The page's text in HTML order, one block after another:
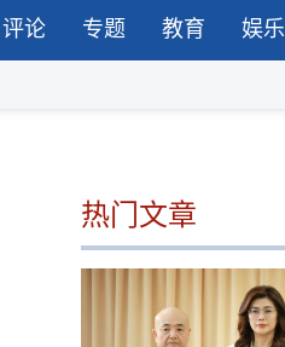
评论 专题 教育 娱乐
热门文章